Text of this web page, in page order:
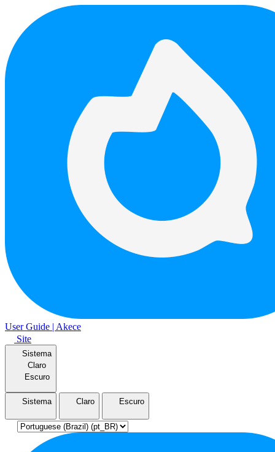
User Guide | Akece
Site
Sistema
Claro
Escuro
Sistema Claro Escuro